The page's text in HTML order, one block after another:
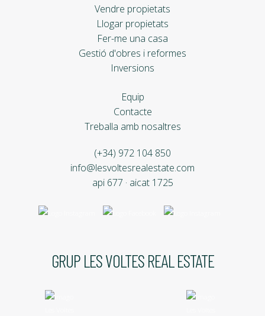
Vendre propietats
Llogar propietats
Fer-me una casa
Gestió d'obres i reformes
Inversions
Equip
Contacte
Treballa amb nosaltres
(+34) 972 104 850
info@lesvoltesrealestate.com
api 677 · aicat 1725
GRUP LES VOLTES REAL ESTATE